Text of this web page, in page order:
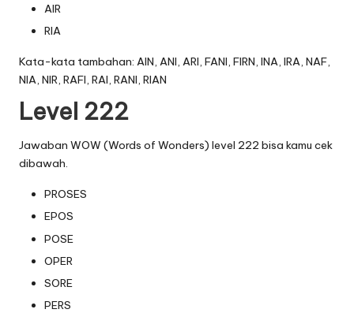
AIR
RIA
Kata-kata tambahan: AIN, ANI, ARI, FANI, FIRN, INA, IRA, NAF,
NIA, NIR, RAFI, RAI, RANI, RIAN
Level 222
Jawaban WOW (Words of Wonders) level 222 bisa kamu cek
dibawah.
PROSES
EPOS
POSE
OPER
SORE
PERS